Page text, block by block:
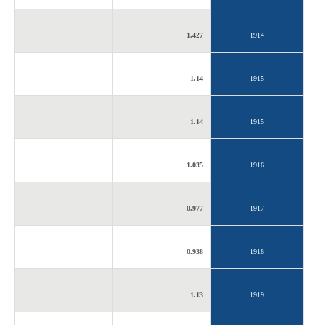
1914
1.427
1915
1.14
1915
1.14
1916
1.035
1917
0.977
1918
0.938
1919
1.13